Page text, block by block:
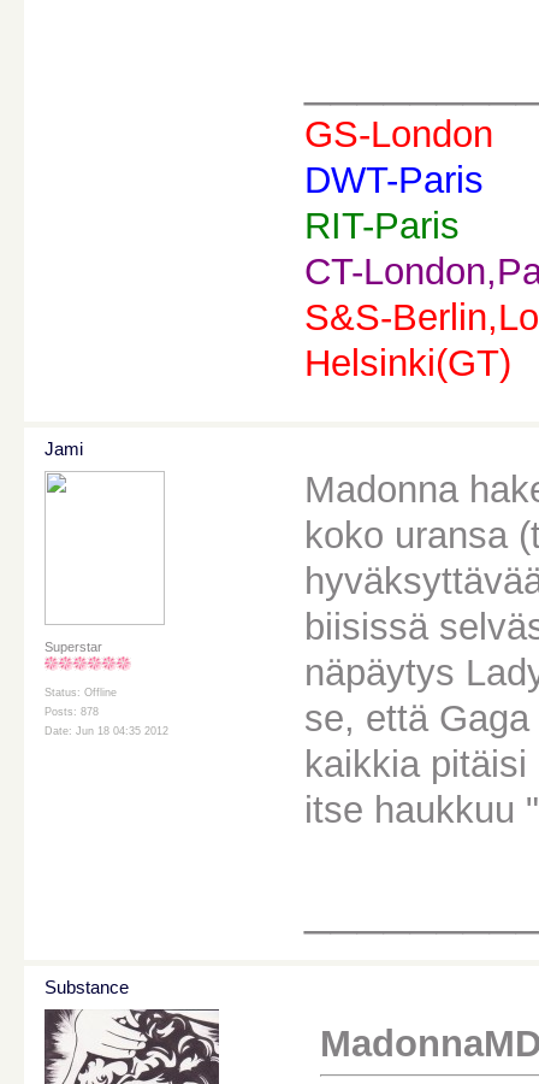
GS-London
DWT-Paris
RIT-Paris
CT-
S&S-
Helsinki(GT)
Jami
Superstar
Status: Offline
Posts: 878
Date: Jun 18 04:35 2012
Madonna
koko uransa
biisissä
näpäytys
se, että
kaikkia
itse haukkuu
Substance